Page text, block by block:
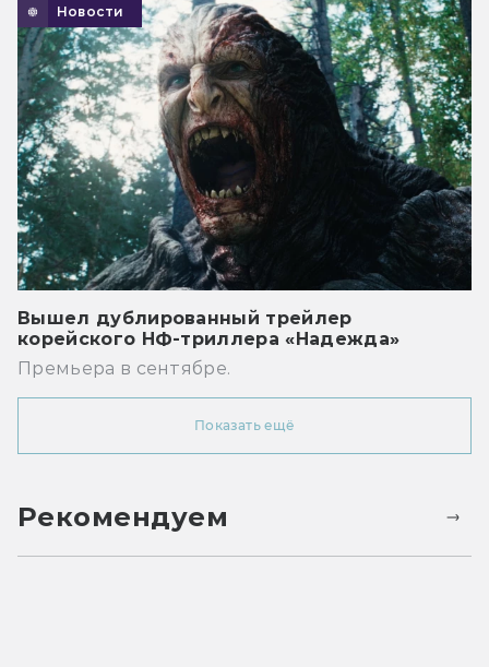
Новости
Вышел дублированный трейлер
корейского НФ-триллера «Надежда»
Премьера в сентябре.
Показать ещё
Рекомендуем